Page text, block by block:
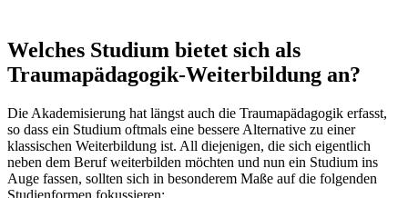
Welches Studium bietet sich als
Traumapädagogik-Weiterbildung an?
Die Akademisierung hat längst auch die Traumapädagogik erfasst,
so dass ein Studium oftmals eine bessere Alternative zu einer
klassischen Weiterbildung ist. All diejenigen, die sich eigentlich
neben dem Beruf weiterbilden möchten und nun ein Studium ins
Auge fassen, sollten sich in besonderem Maße auf die folgenden
Studienformen fokussieren: